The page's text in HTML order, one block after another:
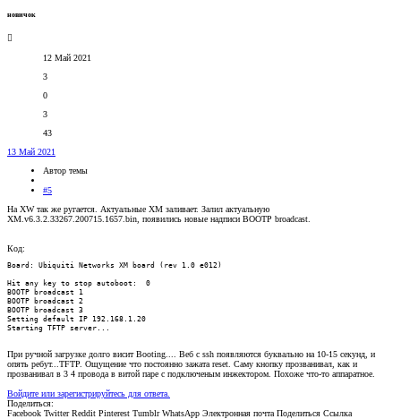
новичок
12 Май 2021
3
0
3
43
13 Май 2021
Автор темы
#5
На XW так же ругается. Актуальные XM заливает. Залил актуальную
XM.v6.3.2.33267.200715.1657.bin, появились новые надписи BOOTP broadcast.
Код:
Board: Ubiquiti Networks XM board (rev 1.0 e012)
Hit any key to stop autoboot:  0
BOOTP broadcast 1
BOOTP broadcast 2
BOOTP broadcast 3
Setting default IP 192.168.1.20
Starting TFTP server...
При ручной загрузке долго висит Booting.... Веб с ssh появляются буквально на 10-15 секунд, и
опять ребут...TFTP. Ощущение что постоянно зажата reset. Саму кнопку прозванивал, как и
прозванивал в 3 4 провода в витой паре с подключеным инжектором. Похоже что-то аппаратное.
Войдите или зарегистрируйтесь для ответа.
Поделиться:
Facebook Twitter Reddit Pinterest Tumblr WhatsApp Электронная почта Поделиться Ссылка